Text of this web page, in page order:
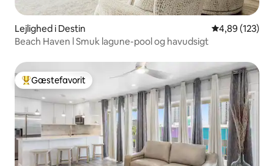
Lejlighed i Destin 4,89 ud af 5 i
4,89 (123)
Beach Haven l Smuk lagune-pool og havudsigt
Bedste gæstefavorit
Gæstefavorit